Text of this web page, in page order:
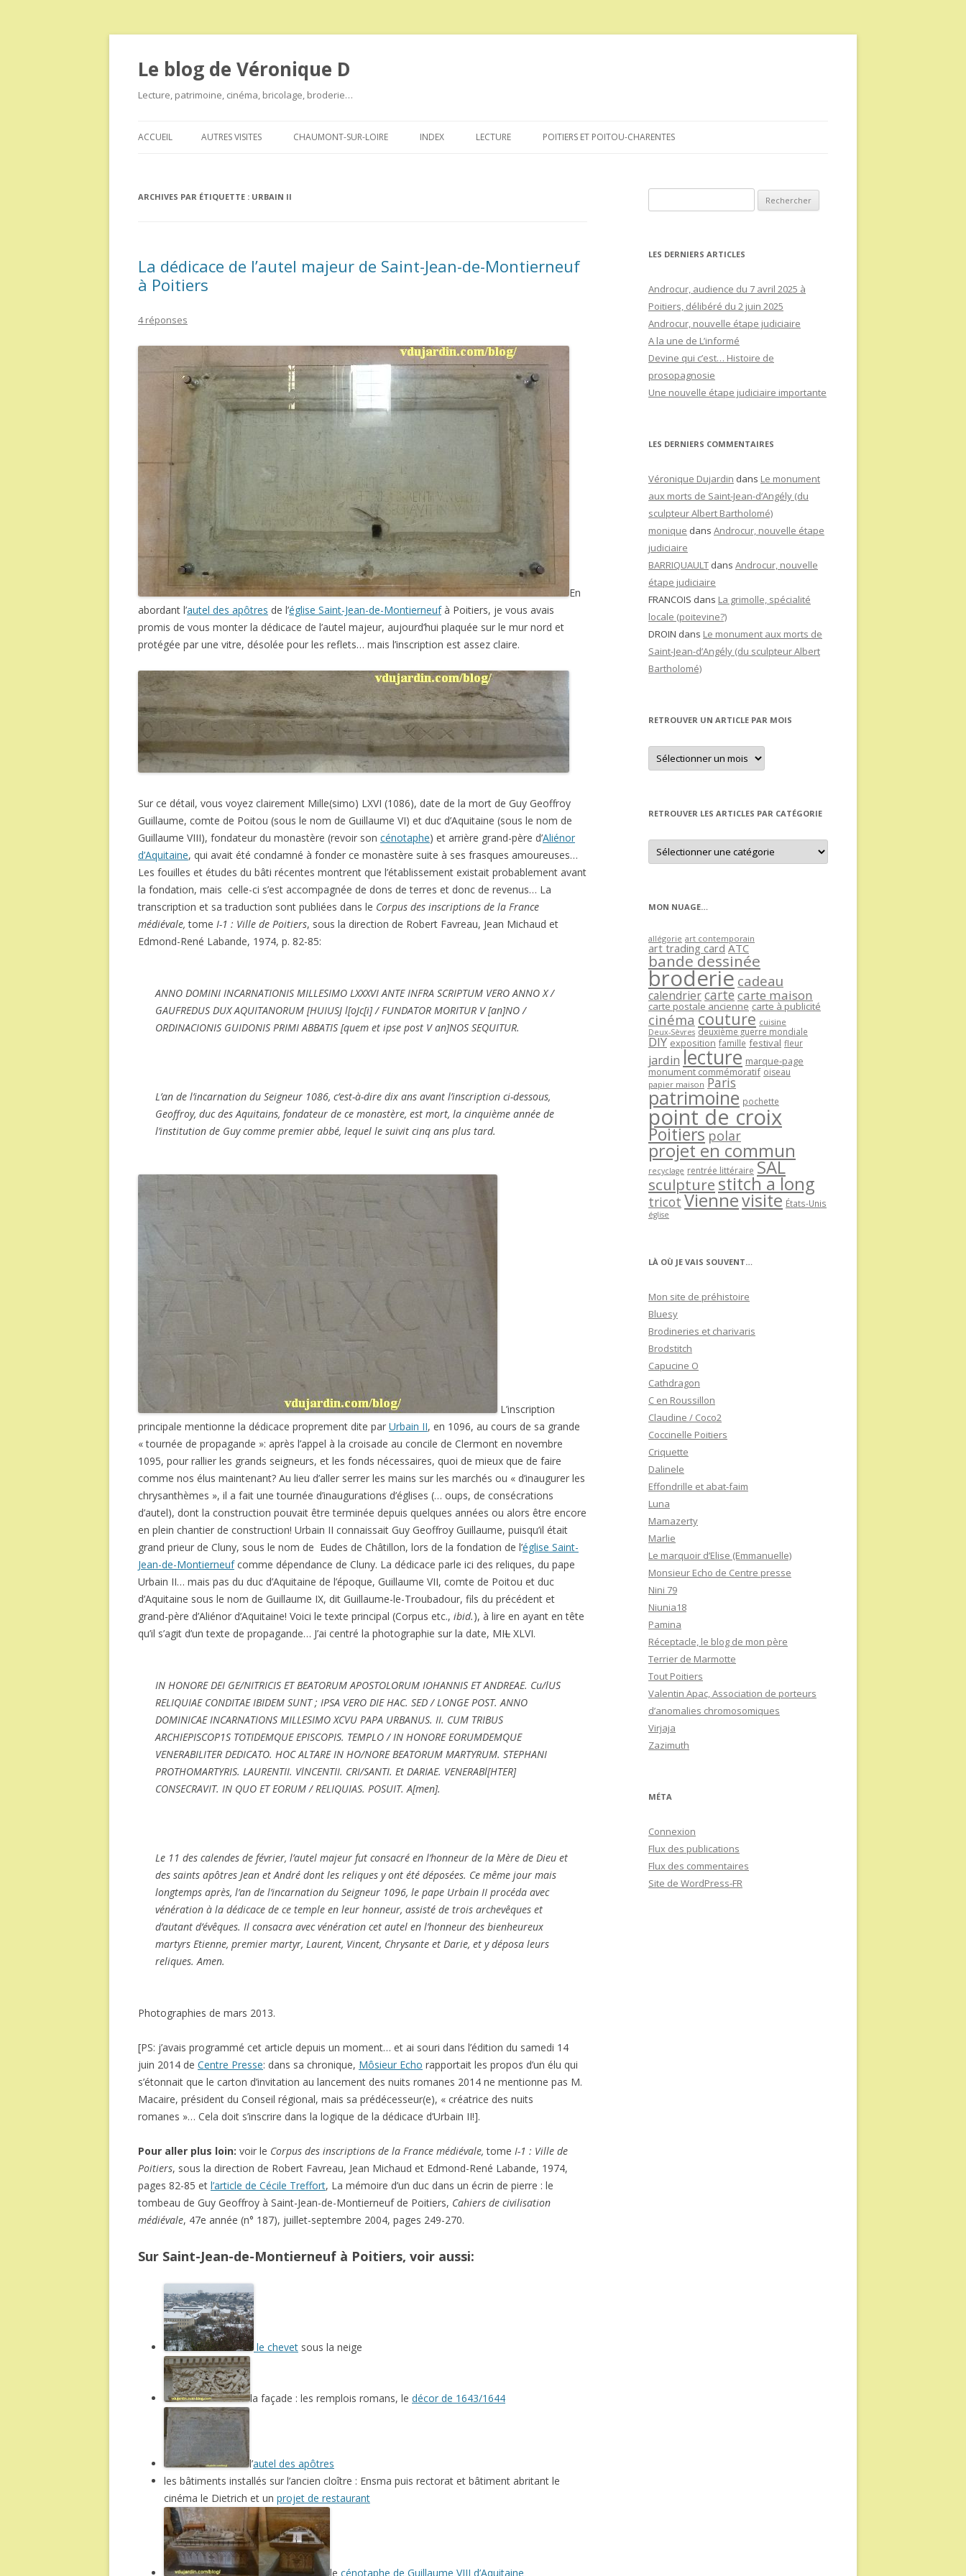
Le blog de Véronique D
Lecture, patrimoine, cinéma, bricolage, broderie…
au
ACCUEIL AUTRES VISITES CHAUMONT-SUR-LOIRE INDEX LECTURE POITIERS ET POITOU-CHARENTES
ARCHIVES PAR ÉTIQUETTE : URBAIN II
La dédicace de l’autel majeur de Saint-Jean-de-Montierneuf
à Poitiers
4 réponses
En
abordant l’autel des apôtres de l’église Saint-Jean-de-Montierneufà Poitiers, je vous avais
promis de vous monter la dédicace de l’autel majeur, aujourd’hui plaquée sur le mur nord et
protégée par une vitre, désolée pour les reflets… mais l’inscription est assez claire.
Sur ce détail, vous voyez clairement Mille(simo) LXVI (1086), date de la mort de Guy Geoffroy
Guillaume, comte de Poitou (sous le nom de Guillaume VI) et duc d’Aquitaine (sous le nom de
Guillaume VIII), fondateur du monastère (revoir son cénotaphe) et arrière grand-père d’Aliénor
d’Aquitaine, qui avait été condamné à fonder ce monastère suite à ses frasques amoureuses…
Les fouilles et études du bâti récentes montrent que l’établissement existait probablement avant
la fondation, mais celle-ci s’est accompagnée de dons de terres et donc de revenus… La
transcription et sa traduction sont publiées dans le Corpus des inscriptions de la France
médiévale, tome I-1 : Ville de Poitiers, sous la direction de Robert Favreau, Jean Michaud et
Edmond-René Labande, 1974, p. 82-85:
ANNO DOMINI INCARNATIONIS MILLESIMO LXXXVI ANTE INFRA SCRIPTUM VERO ANNO X /
GAUFREDUS DUX AQUITANORUM [HUIUSJ l[oJc[i] / FUNDATOR MORITUR V [an]NO /
ORDINACIONIS GUIDONIS PRIMI ABBATIS [quem et ipse post V an]NOS SEQUITUR.
L’an de l’incarnation du Seigneur 1086, c’est-à-dire dix ans avant l’inscription ci-dessous,
Geoffroy, duc des Aquitains, fondateur de ce monastère, est mort, la cinquième année de
l’institution de Guy comme premier abbé, lequel le suivit cinq ans plus tard.
L’inscription
principale mentionne la dédicace proprement dite par Urbain II, en 1096, au cours de sa grande
« tournée de propagande »: après l’appel à la croisade au concile de Clermont en novembre
1095, pour rallier les grands seigneurs, et les fonds nécessaires, quoi de mieux que de faire
comme nos élus maintenant? Au lieu d’aller serrer les mains sur les marchés ou « d’inaugurer les
chrysanthèmes », il a fait une tournée d’inaugurations d’églises (… oups, de consécrations
d’autel), dont la construction pouvait être terminée depuis quelques années ou alors être encore
en plein chantier de construction! Urbain II connaissait Guy Geoffroy Guillaume, puisqu’il était
grand prieur de Cluny, sous le nom de Eudes de Châtillon, lors de la fondation de l’église Saint-
Jean-de-Montierneufcomme dépendance de Cluny. La dédicace parle ici des reliques, du pape
Urbain II… mais pas du duc d’Aquitaine de l’époque, Guillaume VII, comte de Poitou et duc
d’Aquitaine sous le nom de Guillaume IX, dit Guillaume-le-Troubadour, fils du précédent et
grand-père d’Aliénor d’Aquitaine! Voici le texte principal (Corpus etc., ibid.), à lire en ayant en tête
qu’il s’agit d’un texte de propagande… J’ai centré la photographie sur la date, MIL XLVI.
IN HONORE DEI GE/NITRICIS ET BEATORUM APOSTOLORUM IOHANNIS ET ANDREAE. Cu/lUS
RELIQUIAE CONDITAE IBIDEM SUNT ; IPSA VERO DIE HAC. SED / LONGE POST. ANNO
DOMINICAE INCARNATIONS MILLESIMO XCVU PAPA URBANUS. II. CUM TRIBUS
ARCHIEPISCOP1S TOTIDEMQUE EPISCOPIS. TEMPLO / IN HONORE EORUMDEMQUE
VENERABILITER DEDICATO. HOC ALTARE IN HO/NORE BEATORUM MARTYRUM. STEPHANI
PROTHOMARTYRIS. LAURENTII. VlNCENTII. CRI/SANTI. Et DARIAE. VENERABl[HTER]
CONSECRAVIT. IN QUO ET EORUM / RELIQUIAS. POSUIT. A[men].
Le 11 des calendes de février, l’autel majeur fut consacré en l’honneur de la Mère de Dieu et
des saints apôtres Jean et André dont les reliques y ont été déposées. Ce même jour mais
longtemps après, l’an de l’incarnation du Seigneur 1096, le pape Urbain II procéda avec
vénération à la dédicace de ce temple en leur honneur, assisté de trois archevêques et
d’autant d’évêques. Il consacra avec vénération cet autel en l’honneur des bienheureux
martyrs Etienne, premier martyr, Laurent, Vincent, Chrysante et Darie, et y déposa leurs
reliques. Amen.
Photographies de mars 2013.
[PS: j’avais programmé cet article depuis un moment… et ai souri dans l’édition du samedi 14
juin 2014 de Centre Presse: dans sa chronique, Môsieur Echo rapportait les propos d’un élu qui
s’étonnait que le carton d’invitation au lancement des nuits romanes 2014 ne mentionne pas M.
Macaire, président du Conseil régional, mais sa prédécesseur(e), « créatrice des nuits
romanes »… Cela doit s’inscrire dans la logique de la dédicace d’Urbain II!].
Pour aller plus loin: voir le Corpus des inscriptions de la France médiévale, tome I-1 : Ville de
Poitiers, sous la direction de Robert Favreau, Jean Michaud et Edmond-René Labande, 1974,
pages 82-85 et l’article de Cécile Treffort, La mémoire d’un duc dans un écrin de pierre : le
tombeau de Guy Geoffroy à Saint-Jean-de-Montierneuf de Poitiers, Cahiers de civilisation
médiévale, 47e année (n° 187), juillet-septembre 2004, pages 249-270.
Sur Saint-Jean-de-Montierneuf à Poitiers, voir aussi:
le chevet sous la neige
la façade : les remplois romans, le décor de 1643/1644
l’autel des apôtres
les bâtiments installés sur l’ancien cloître : Ensma puis rectorat et bâtiment abritant le
cinéma le Dietrich et un projet de restaurant
le cénotaphe de Guillaume VIII d’Aquitaine
LES DERNIERS ARTICLES
Androcur, audience du 7 avril 2025 à
Poitiers, délibéré du 2 juin 2025
Androcur, nouvelle étape judiciaire
A la une de L’informé
Devine qui c’est… Histoire de
prosopagnosie
Une nouvelle étape judiciaire importante
LES DERNIERS COMMENTAIRES
Véronique Dujardin dans Le monument
aux morts de Saint-Jean-d’Angély (du
sculpteur Albert Bartholomé)
monique dans Androcur, nouvelle étape
judiciaire
BARRIQUAULT dans Androcur, nouvelle
étape judiciaire
FRANCOIS dans La grimolle, spécialité
locale (poitevine?)
DROIN dans Le monument aux morts de
Saint-Jean-d’Angély (du sculpteur Albert
Bartholomé)
RETROUVER UN ARTICLE PAR MOIS
Retrouver
un
article
RETROUVER LES ARTICLES PAR CATÉGORIE
Retrouver
les
articles
MON NUAGE…
allégorie art contemporain
art trading card ATC
bande dessinée
broderie cadeau
calendriercartecarte maison
carte postale ancienne carte à publicité
cinéma couture cuisine
Deux-Sèvres deuxième guerre mondiale
DIY exposition famille festival fleur
jardin lecture marque-page
monument commémoratif oiseau
papier maison Paris
patrimoine pochette
point de croix
Poitiers polar
projet en commun
recyclage rentrée littéraire SAL
sculpture stitch a long
tricot Viennevisite États-Unis
église
LÀ OÙ JE VAIS SOUVENT…
Mon site de préhistoire
Bluesy
Brodineries et charivaris
Brodstitch
Capucine O
Cathdragon
C en Roussillon
Claudine / Coco2
Coccinelle Poitiers
Criquette
Dalinele
Effondrille et abat-faim
Luna
Mamazerty
Marlie
Le marquoir d’Elise (Emmanuelle)
Monsieur Echo de Centre presse
Nini 79
Niunia18
Pamina
Réceptacle, le blog de mon père
Terrier de Marmotte
Tout Poitiers
Valentin Apac, Association de porteurs
d’anomalies chromosomiques
Virjaja
Zazimuth
MÉTA
Connexion
Flux des publications
Flux des commentaires
Site de WordPress-FR